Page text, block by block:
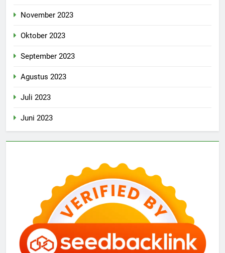
November 2023
Oktober 2023
September 2023
Agustus 2023
Juli 2023
Juni 2023